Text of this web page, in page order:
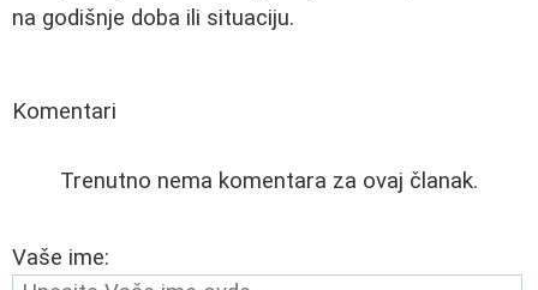
na godišnje doba ili situaciju.
Komentari
Trenutno nema komentara za ovaj članak.
Vaše ime: